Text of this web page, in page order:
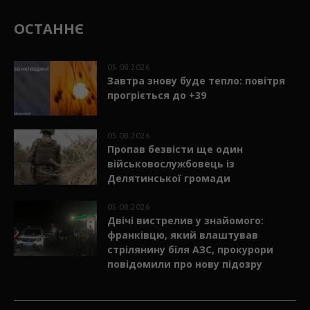
ОСТАННЄ
05.08.2026
Завтра знову буде тепло: повітря
прогріється до +39
05.08.2026
Пропав безвісти ще один
військовослужбовець із
Делятинської громади
05.08.2026
Двічі вистрелив у знайомого:
франківцю, який влаштував
стрілянину біля АЗС, прокурори
повідомили про нову підозру